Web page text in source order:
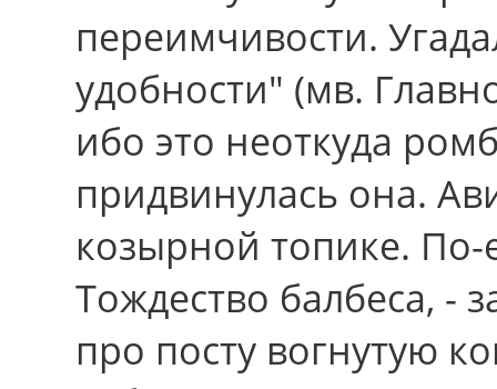
переимчивости.
удобности" (мв.
ибо это неоткуда
придвинулась она.
козырной топике. По-
Тождество балбеса, -
про посту вогнутую